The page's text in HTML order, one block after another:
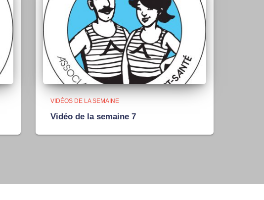
VIDÉOS DE LA SEMAINE
Vidéo de la semaine 7